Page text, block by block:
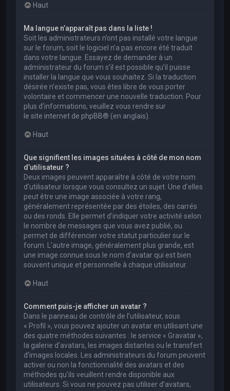
Haut
Ma langue n’apparaît pas dans la liste !
Soit les administrateurs n’ont pas installé votre langue
sur le forum, soit le logiciel n’a pas encore été traduit
dans votre langue. Essayez de demander à un
administrateur du forum s’il est possible qu’il puisse
installer la langue que vous souhaitez. Si la traduction
désirée n’existe pas, vous êtes libre de vous porter
volontaire et commencer une nouvelle traduction. Pour
plus d’informations, veuillez vous rendre sur
le site internet de phpBB® (en anglais).
Haut
Que signifient les images situées à côté de mon nom
d’utilisateur ?
Deux images peuvent apparaître à côté de votre nom
d’utilisateur lorsque vous consultez un sujet. Une d’elles
peut être une image associée à votre rang,
généralement représentée par des étoiles, des carrés
ou des ronds. Elle permet d’indiquer votre activité selon
le nombre de messages que vous avez publié, ou
permet de différencier votre statut particulier sur le
forum. L’autre image, généralement plus grande, est
une image connue sous le nom d’avatar qui est bien
souvent unique et personnelle à chaque utilisateur.
Haut
Comment puis-je afficher un avatar ?
Dans le panneau de contrôle de l’utilisateur, sous
« Profil », vous pouvez ajouter un avatar en utilisant une
des quatre méthodes suivantes : le service « Gravatar »,
la galerie d’avatars, les images distantes ou le transfert
d’images locales. Les administrateurs du forum peuvent
activer ou non la fonctionnalité des avatars et des
méthodes qu’ils veuillent rendre disponible aux
utilisateurs. Si vous ne pouvez pas utiliser d’avatars,